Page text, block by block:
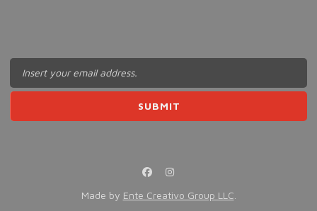
Made by Ente Creativo Group LLC